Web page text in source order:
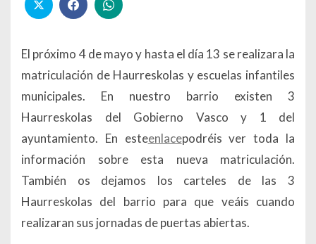
El próximo 4 de mayo y hasta el día 13 se realizara la
matriculación de Haurreskolas y escuelas infantiles
municipales. En nuestro barrio existen 3
Haurreskolas del Gobierno Vasco y 1 del
ayuntamiento. En esteenlacepodréis ver toda la
información sobre esta nueva matriculación.
También os dejamos los carteles de las 3
Haurreskolas del barrio para que veáis cuando
realizaran sus jornadas de puertas abiertas.